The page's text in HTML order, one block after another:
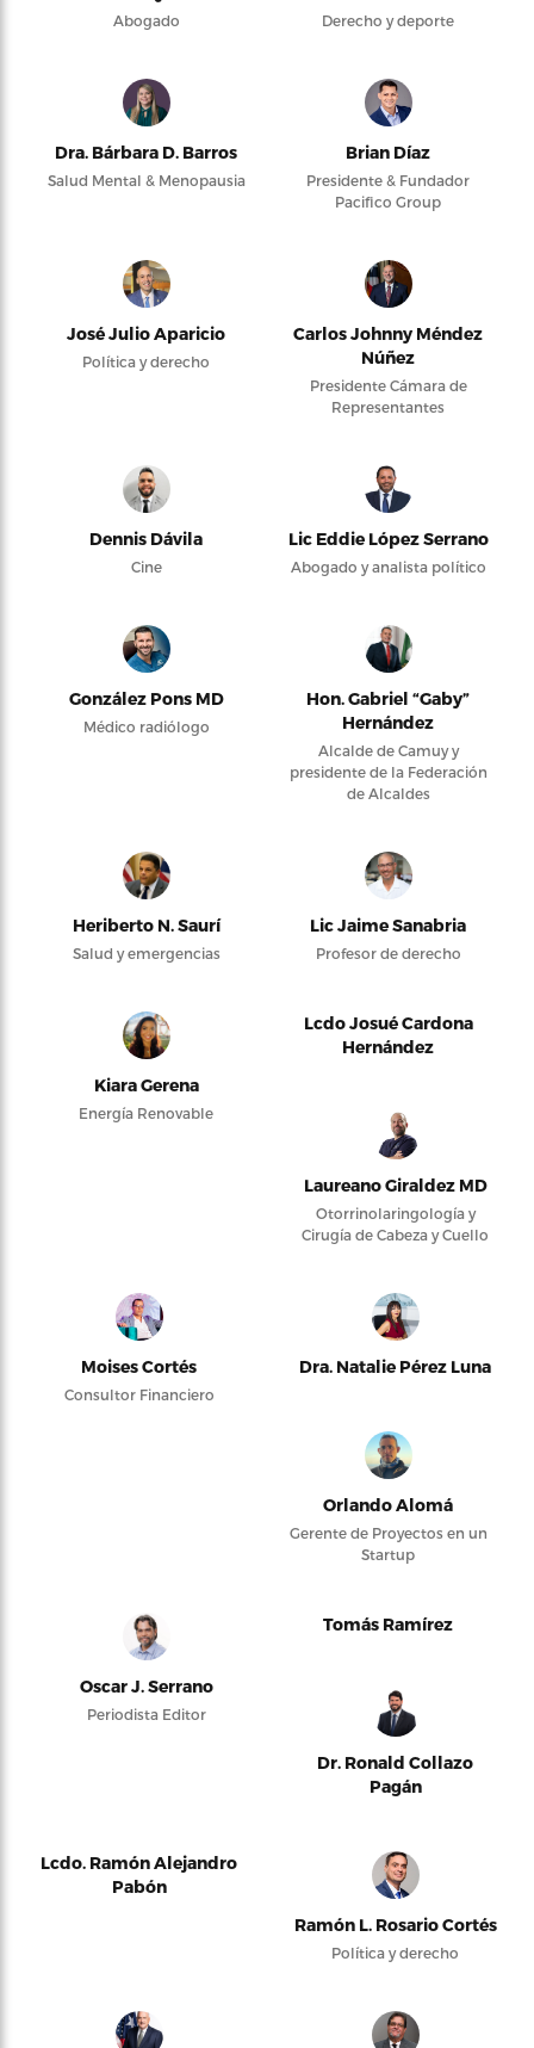
Abogado Derecho y deporte
Dra. Bárbara D. Barros
Salud Mental & Menopausia
Brian Díaz
Presidente & Fundador
Pacifico Group
José Julio Aparicio
Política y derecho
Carlos Johnny Méndez
Núñez
Presidente Cámara de
Representantes
Dennis Dávila
Cine
Lic Eddie López Serrano
Abogado y analista político
González Pons MD
Médico radiólogo
Hon. Gabriel “Gaby”
Hernández
Alcalde de Camuy y
presidente de la Federación
de Alcaldes
Heriberto N. Saurí
Salud y emergencias
Lic Jaime Sanabria
Profesor de derecho
Kiara Gerena
Energía Renovable
Lcdo Josué Cardona
Hernández
Laureano Giraldez MD
Otorrinolaringología y
Cirugía de Cabeza y Cuello
Moises Cortés
Consultor Financiero
Dra. Natalie Pérez Luna
Orlando Alomá
Gerente de Proyectos en un
Startup
Oscar J. Serrano
Periodista Editor
Tomás Ramírez
Dr. Ronald Collazo
Pagán
Lcdo. Ramón Alejandro
Pabón
Ramón L. Rosario Cortés
Política y derecho